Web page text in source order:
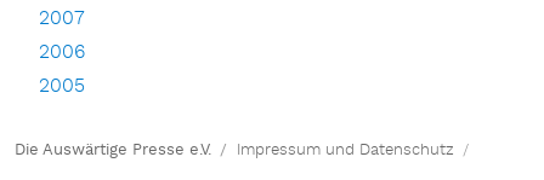
2007
2006
2005
Die Auswärtige Presse e.V. Impressum und Datenschutz